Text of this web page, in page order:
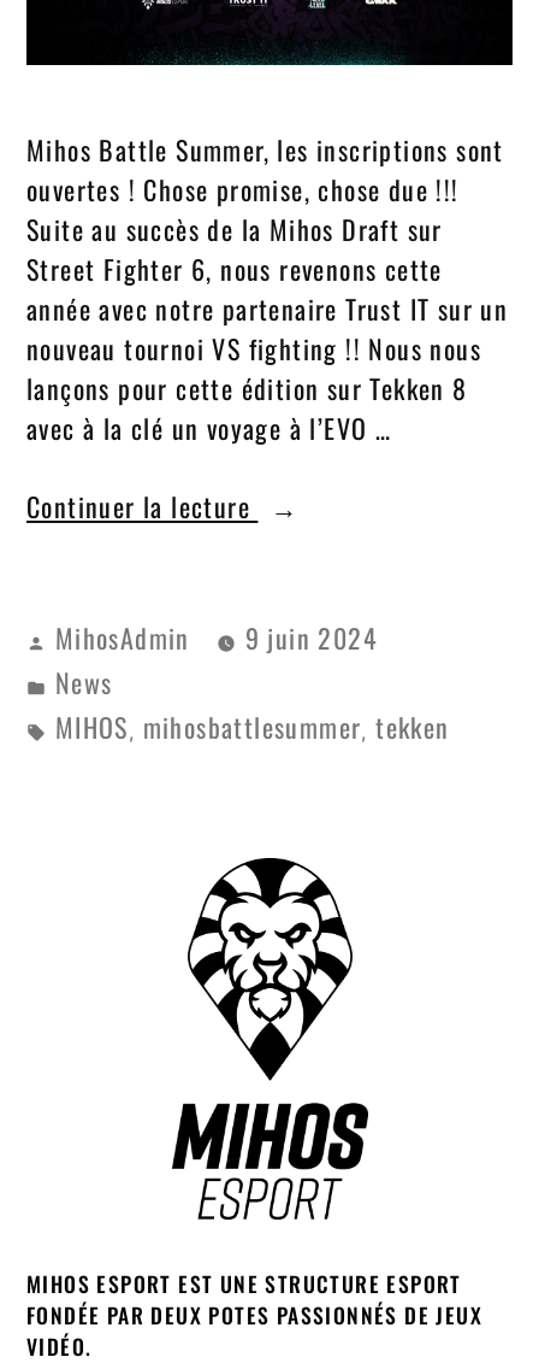
Mihos Battle Summer, les inscriptions sont
ouvertes ! Chose promise, chose due !!!
Suite au succès de la Mihos Draft sur
Street Fighter 6, nous revenons cette
année avec notre partenaire Trust IT sur un
nouveau tournoi VS fighting !! Nous nous
lançons pour cette édition sur Tekken 8
avec à la clé un voyage à l’EVO …
Continuer la lecture
MihosAdmin
9 juin 2024
News
MIHOS, mihosbattlesummer,tekken
MIHOS ESPORT EST UNE STRUCTURE ESPORT
FONDÉE PAR DEUX POTES PASSIONNÉS DE JEUX
VIDÉO.